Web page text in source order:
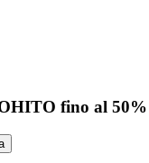
fino al 50%